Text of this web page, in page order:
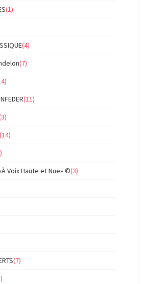
(1)
(4)
(7)
(11)
(14)
Voix Haute et Nue» ©(3)
(7)